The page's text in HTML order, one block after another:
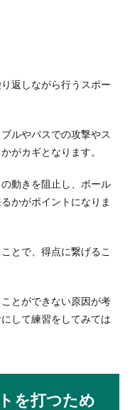
意点
進学祝いなどのお祝いをも
合で緊張！緊張を受
つには
パートの挨拶は必
返しながら行うスポー
ルやパスでの攻撃やス
がカギとなります。
動きを阻止し、ボール
かがポイントになりま
とで、得点に繋げるこ
とができない原因が考
して練習をしてみては
を打つため